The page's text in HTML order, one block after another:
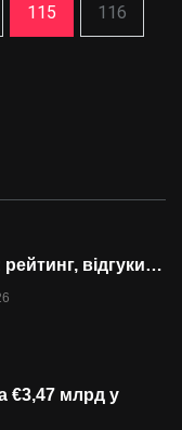
115 116
відгуки…
€3,47 млрд у